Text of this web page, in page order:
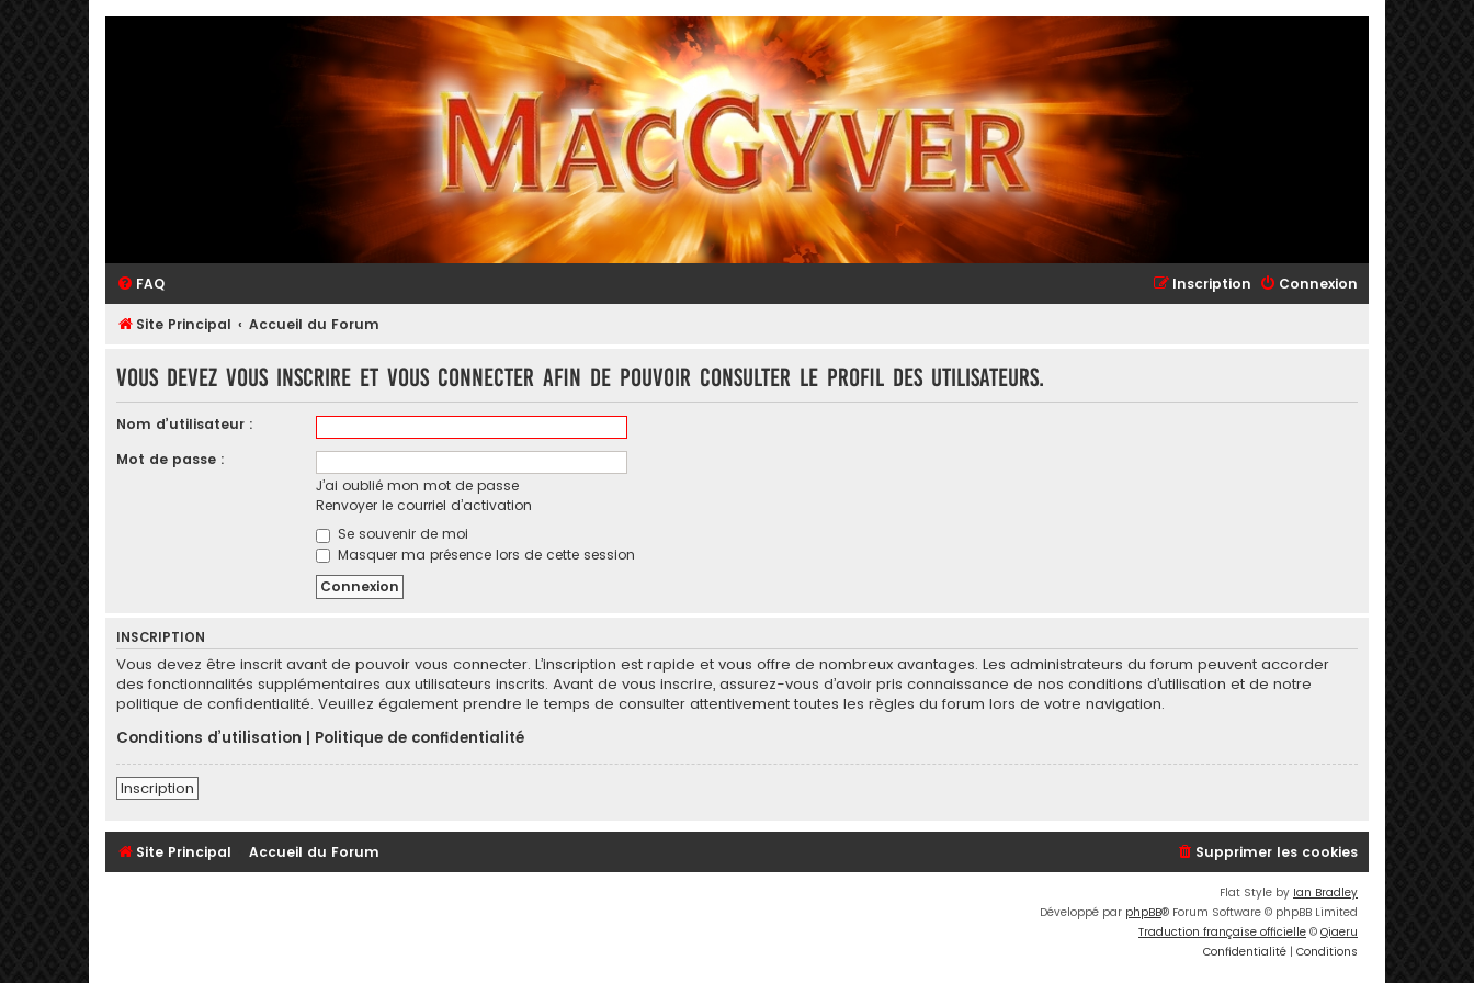
FAQ Connexion
Inscription
Site Principal Accueil du Forum
Vous devez vous inscrire et vous connecter afin de pouvoir consulter le profil des utilisateurs.
Nom d’utilisateur :
Mot de passe :
J’ai oublié mon mot de passe
Renvoyer le courriel d’activation
Se souvenir de moi
Masquer ma présence lors de cette session
INSCRIPTION
Vous devez être inscrit avant de pouvoir vous connecter. L’inscription est rapide et vous offre de nombreux avantages. Les administrateurs du forum peuvent accorder
des fonctionnalités supplémentaires aux utilisateurs inscrits. Avant de vous inscrire, assurez-vous d’avoir pris connaissance de nos conditions d’utilisation et de notre
politique de confidentialité. Veuillez également prendre le temps de consulter attentivement toutes les règles du forum lors de votre navigation.
Conditions d’utilisation
Politique de confidentialité
Inscription
Site Principal Accueil du Forum Supprimer les cookies
Flat Style by Ian Bradley
Développé par phpBB® Forum Software © phpBB Limited
Traduction française officielle © Qiaeru
Confidentialité | Conditions